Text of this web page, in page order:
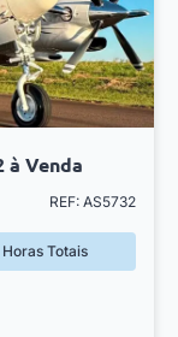
à Venda
REF: AS5732
Totais